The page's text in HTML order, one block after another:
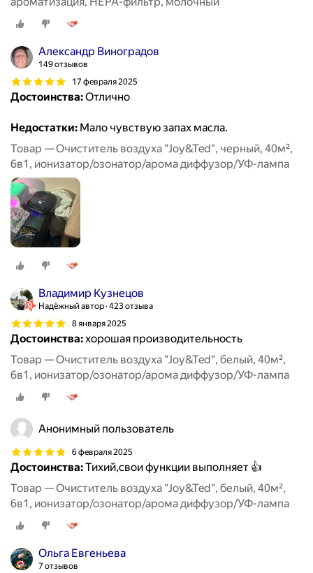
Александр Виноградов
149 отзывов
17 февраля 2025
Достоинства:Отлично
Недостатки: Мало чувствую запах масла.
Товар — Очиститель воздуха "Joy&Ted", черный, 40м²,
6в1, ионизатор/озонатор/арома диффузор/УФ-лампа
Владимир Кузнецов
Надёжный автор 423 отзыва
8 января 2025
Достоинства:хорошая производительность
Товар — Очиститель воздуха "Joy&Ted", белый, 40м²,
6в1, ионизатор/озонатор/арома диффузор/УФ-лампа
Анонимный пользователь
6 февраля 2025
Достоинства:Тихий,свои функции выполняет 👍
Товар — Очиститель воздуха "Joy&Ted", белый, 40м²,
6в1, ионизатор/озонатор/арома диффузор/УФ-лампа
Ольга Евгеньева
7 отзывов